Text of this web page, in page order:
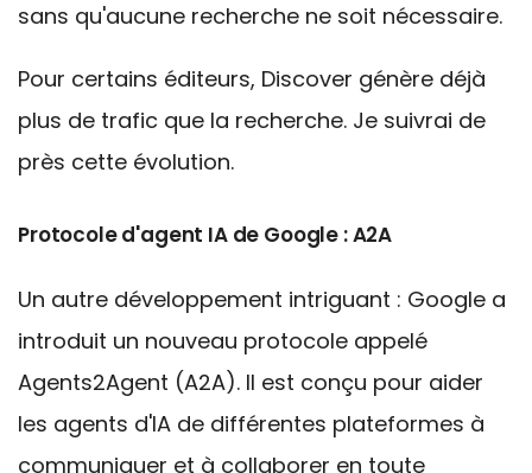
sans qu'aucune recherche ne soit nécessaire.
Pour certains éditeurs, Discover génère déjà
plus de trafic que la recherche. Je suivrai de
près cette évolution.
Protocole d'agent IA de Google : A2A
Un autre développement intriguant : Google a
introduit un nouveau protocole appelé
Agents2Agent (A2A). Il est conçu pour aider
les agents d'IA de différentes plateformes à
communiquer et à collaborer en toute